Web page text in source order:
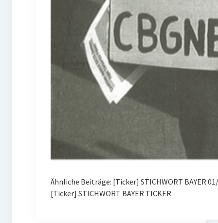
Ähnliche Beiträge: [Ticker] STICHWORT BAYER
[Ticker] STICHWORT BAYER TICKER